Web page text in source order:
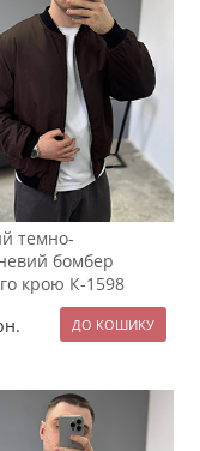
темно-
бомбер
крою К-1598